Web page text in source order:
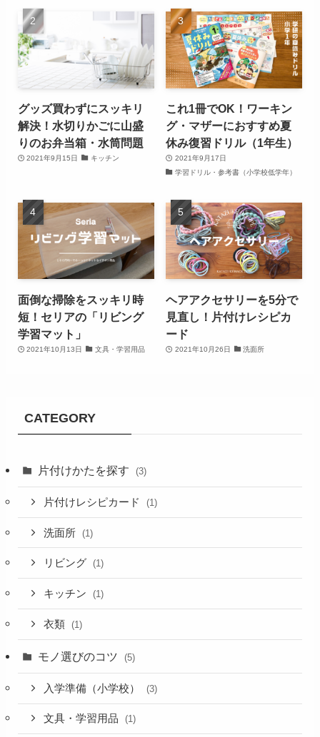
グッズ買わずにスッキリ
解決！水切りかごに山盛
りのお弁当箱・水筒問題
2021年9月15日 キッチン
これ1冊でOK！ワーキン
グ・マザーにおすすめ夏
休み復習ドリル（1年生）
2021年9月17日
学習ドリル・参考書（小学校低学年）
面倒な掃除をスッキリ時
短！セリアの「リビング
学習マット」
2021年10月13日 文具・学習用品
ヘアアクセサリーを5分で
見直し！片付けレシピカ
ード
2021年10月26日 洗面所
CATEGORY
片付けかたを探す (3)
片付けレシピカード (1)
洗面所 (1)
リビング (1)
キッチン (1)
衣類 (1)
モノ選びのコツ (5)
入学準備（小学校） (3)
文具・学習用品 (1)